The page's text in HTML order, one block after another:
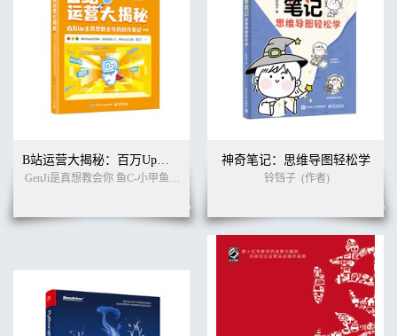
PC 视频直播
............................................................................................ 60
移动视频直播
.......................................................................................... 61
顺势而为，借势而飞
......................................................................62
03 IP 修炼之道 ......................................................... 67
和未来的。正如宗毅所说：在一个只有故事才能传播的社交媒体时
代，企业人格化其实已经不可避免，人格化的企业和品牌代表了更
强的信任感，在激烈竞争的商战中将占尽优势。如果你还在犹豫，
那你的品牌将无法高效率传播，如果你说我做不来IP，那就赶快去
找一个IP 类型的合伙人吧。
?用互联网思维武装传统企业：宗毅的IP 之路 ............................68
战略思想：IP 势能在互联网时代是最好的企业资产 ......................
69
创造很好的故事，打造可以传播的素材
.............................................. 70
做一个免费产品，用来引流
B站运营大揭秘：百万Up主真想教会你的创作笔记
GenJi是真想教会你 鱼C-小甲鱼 阿Test正经比比 编著 (作者)
神奇笔记：思维导图轻松学
铃铛子 (作者)